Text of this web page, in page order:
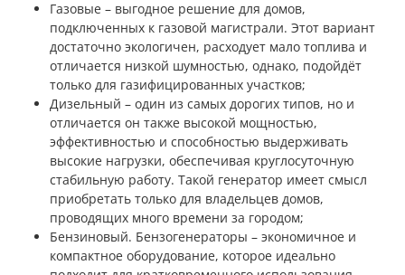
Газовые – выгодное решение для домов,
подключенных к газовой магистрали. Этот вариант
достаточно экологичен, расходует мало топлива и
отличается низкой шумностью, однако, подойдёт
только для газифицированных участков;
Дизельный – один из самых дорогих типов, но и
отличается он также высокой мощностью,
эффективностью и способностью выдерживать
высокие нагрузки, обеспечивая круглосуточную
стабильную работу. Такой генератор имеет смысл
приобретать только для владельцев домов,
проводящих много времени за городом;
Бензиновый. Бензогенераторы – экономичное и
компактное оборудование, которое идеально